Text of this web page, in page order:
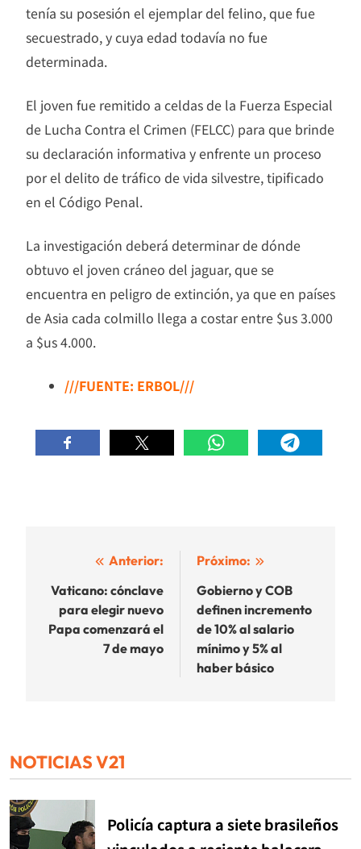
tenía su posesión el ejemplar del felino, que fue
secuestrado, y cuya edad todavía no fue
determinada.
El joven fue remitido a celdas de la Fuerza Especial
de Lucha Contra el Crimen (FELCC) para que brinde
su declaración informativa y enfrente un proceso
por el delito de tráfico de vida silvestre, tipificado
en el Código Penal.
La investigación deberá determinar de dónde
obtuvo el joven cráneo del jaguar, que se
encuentra en peligro de extinción, ya que en países
de Asia cada colmillo llega a costar entre $us 3.000
a $us 4.000.
///FUENTE: ERBOL///
Navegación
de
entradas
Anterior:
Vaticano: cónclave
para elegir nuevo
Papa comenzará el
7 de mayo
Próximo:
Gobierno y COB
definen incremento
de 10% al salario
mínimo y 5% al
haber básico
NOTICIAS V21
Policía captura a siete brasileños